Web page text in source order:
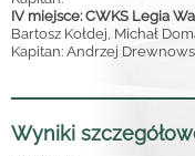
IV miejsce: CWKS Legia
Bartosz Kołdej, Michał
Kapitan: Andrzej
Wyniki